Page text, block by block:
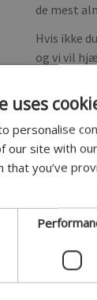
de mest
Hvis ikke
og vi vil
Starter
uses
personalise
our site with
that you’ve